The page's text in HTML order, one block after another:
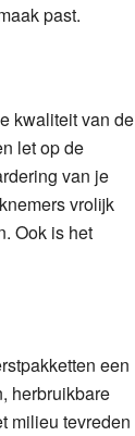
past.
kwaliteit van de
let op de
van je
vrolijk
Ook is het
een
herbruikbare
milieu tevreden